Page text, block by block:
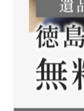
がら遺品整
遺品整理の
遺品整理で